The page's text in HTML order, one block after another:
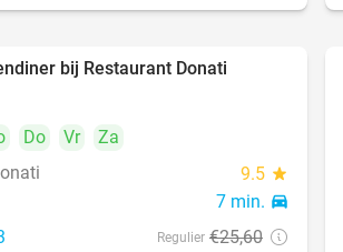
bij Restaurant Donati
Do Vr
Za
9.5 star
7 min. directions_car
Regulier €25,60